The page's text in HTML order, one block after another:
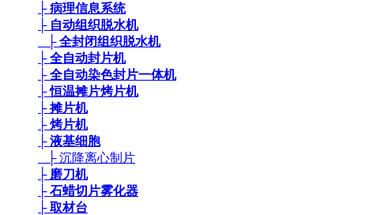
├ 病理信息系统
├ 自动组织脱水机
├ 全封闭组织脱水机
├ 全自动封片机
├ 全自动染色封片一体机
├ 恒温摊片烤片机
├ 摊片机
├ 烤片机
├ 液基细胞
├ 沉降离心制片
├ 磨刀机
├ 石蜡切片雾化器
├ 取材台